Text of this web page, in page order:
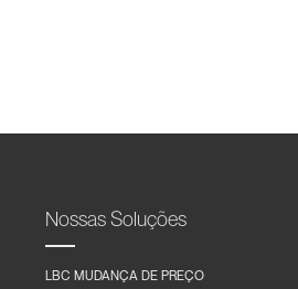
Nossas Soluções
LBC MUDANÇA DE PREÇO